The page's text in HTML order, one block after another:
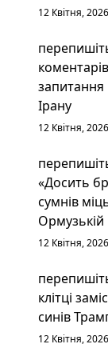
12 Квітня, 2026
запитання
Ірану
12 Квітня, 2026
«Досить
сумнів
Ормузькій
12 Квітня, 2026
клітці
синів
12 Квітня, 2026